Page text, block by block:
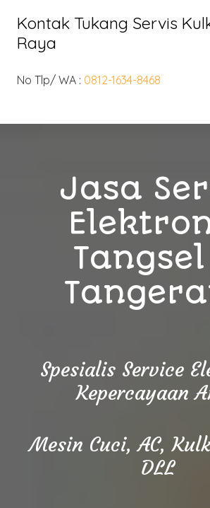
Kontak Tukang Servis
Raya
No Tlp/ WA : 0812-1634-8468
Jasa
Spesialis Service
Kepercayaan
Mesin Cuci, AC,
DLL